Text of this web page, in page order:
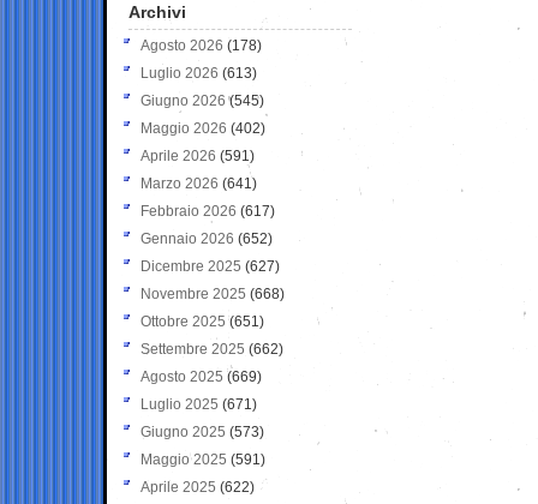
Archivi
Agosto 2026 (178)
Luglio 2026 (613)
Giugno 2026 (545)
Maggio 2026 (402)
Aprile 2026 (591)
Marzo 2026 (641)
Febbraio 2026 (617)
Gennaio 2026 (652)
Dicembre 2025 (627)
Novembre 2025 (668)
Ottobre 2025 (651)
Settembre 2025 (662)
Agosto 2025 (669)
Luglio 2025 (671)
Giugno 2025 (573)
Maggio 2025 (591)
Aprile 2025 (622)